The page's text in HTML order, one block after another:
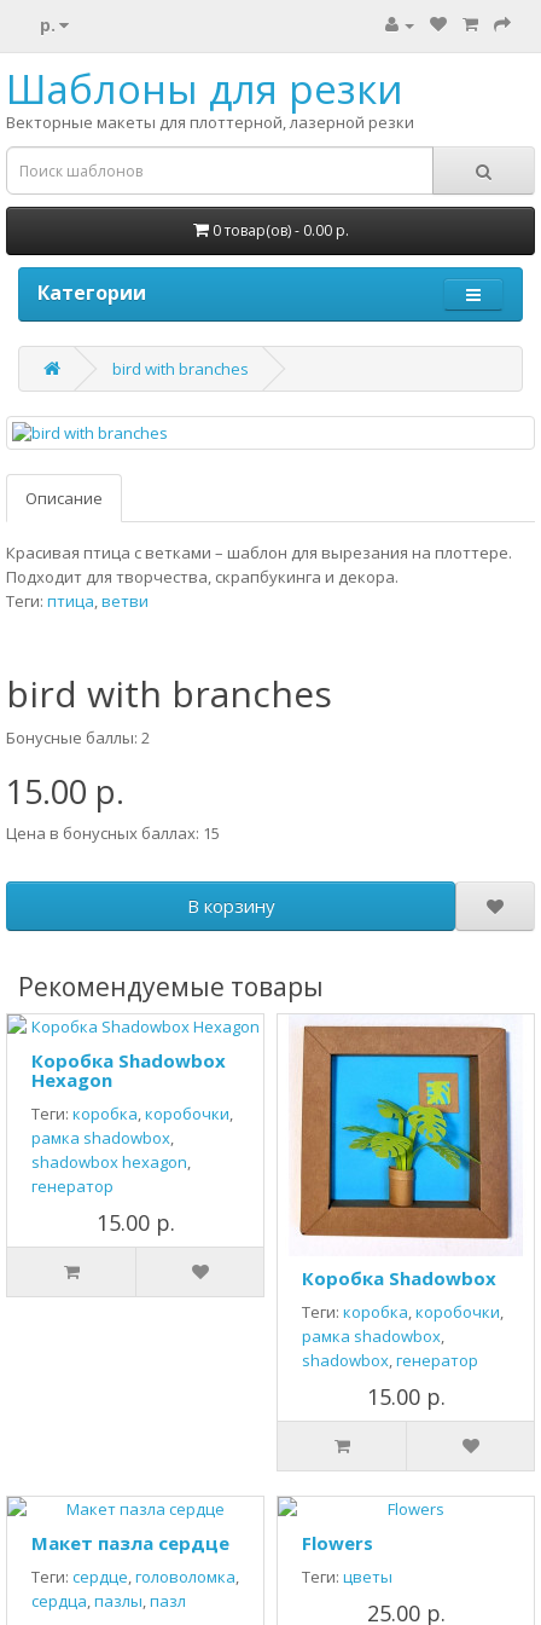
р.
Шаблоны для резки
Векторные макеты для плоттерной, лазерной резки
0 товар(ов) - 0.00 р.
Категории
bird with branches
Описание
Красивая птица с ветками – шаблон для вырезания на плоттере.
Подходит для творчества, скрапбукинга и декора.
Теги: птица,ветви
bird with branches
Бонусные баллы: 2
15.00 р.
Цена в бонусных баллах: 15
В корзину
Рекомендуемые товары
Коробка Shadowbox
Hexagon
Теги: коробка,коробочки,
рамка shadowbox,
shadowbox hexagon,
генератор
15.00 р.
Коробка Shadowbox
Теги: коробка,коробочки,
рамка shadowbox,
shadowbox,генератор
15.00 р.
Макет пазла сердце
Теги: сердце,головоломка,
сердца,пазлы,пазл
Flowers
Теги: цветы
25.00 р.